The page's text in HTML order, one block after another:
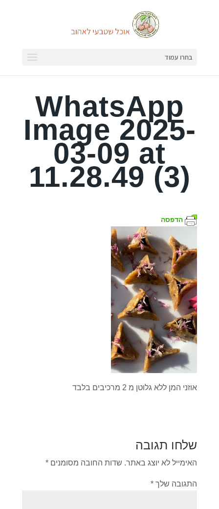
בחרו עמוד
WhatsApp
Image 2025-
03-09 at
11.28.49 (3)
הדפסה
אוזני המן ללא גלוטן מ 2 מרכיבים בלבד
שלחו תגובה
האימייל לא יוצג באתר. שדות החובה מסומנים *
התגובה שלך *